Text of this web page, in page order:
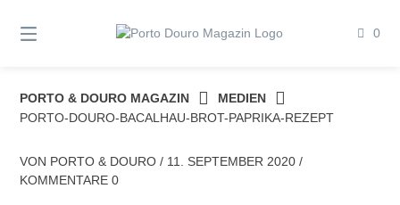
zum
Inhalt
0
PORTO & DOURO MAGAZIN
MEDIEN
PORTO-DOURO-BACALHAU-BROT-PAPRIKA-REZEPT
VON PORTO & DOURO / 11. SEPTEMBER 2020 /
KOMMENTARE 0